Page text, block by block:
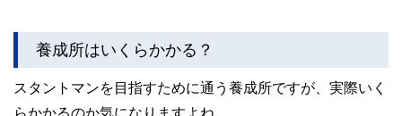
養成所はいくらかかる？
スタントマンを目指すために通う養成所ですが、実際いく
らかかるのか気になりますよね。